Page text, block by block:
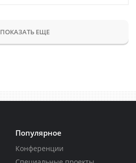
ПОКАЗАТЬ ЕЩЕ
Популярное
Конференции